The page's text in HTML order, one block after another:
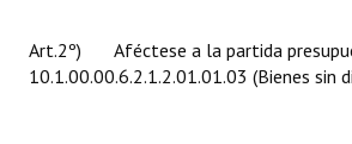
Entrega de distinciones
REFORMA DE LA CARTA ORGÁNICA
Art.2º) Aféctese a la partida
10.1.00.00.6.2.1.2.01.01.03 (Bienes sin